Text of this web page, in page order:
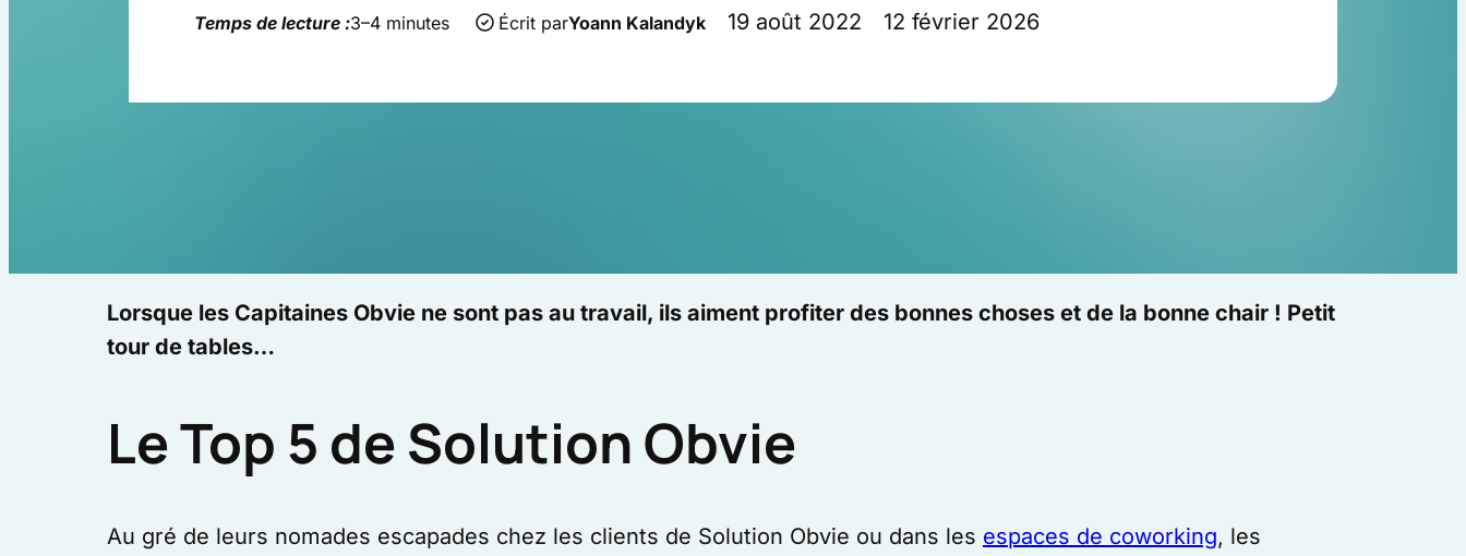
Temps de lecture :3–4 minutes Écrit parYoann Kalandyk 19 août 2022 12 février 2026
Lorsque les Capitaines Obvie ne sont pas au travail, ils aiment profiter des bonnes choses et de la bonne chair ! Petit
tour de tables…
Le Top 5 de Solution Obvie
Au gré de leurs nomades escapades chez les clients de Solution Obvie ou dans les espaces de coworking, les